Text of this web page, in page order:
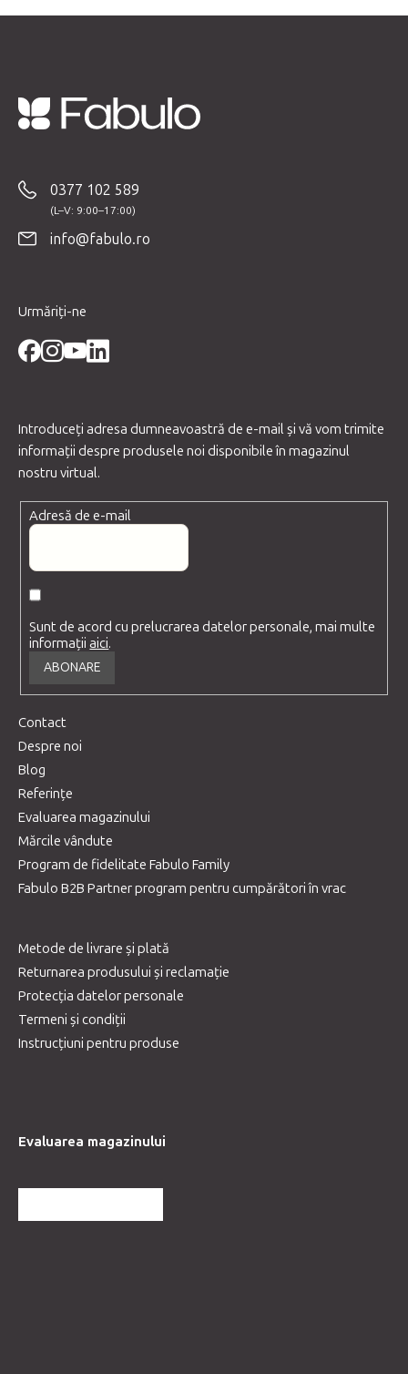
0377 102 589
info@fabulo.ro
Urmăriți-ne
Introduceţi adresa dumneavoastră de e-mail şi vă vom trimite
informaţii despre produsele noi disponibile în magazinul
nostru virtual.
Adresă de e-mail
Sunt de acord cu prelucrarea datelor personale, mai multe
informațiiaici.
ABONARE
Contact
Despre noi
Blog
Referințe
Evaluarea magazinului
Mărcile vândute
Program de fidelitate Fabulo Family
Fabulo B2B Partner program pentru cumpărători în vrac
Metode de livrare și plată
Returnarea produsului și reclamație
Protecția datelor personale
Termeni și condiții
Instrucțiuni pentru produse
Evaluarea magazinului